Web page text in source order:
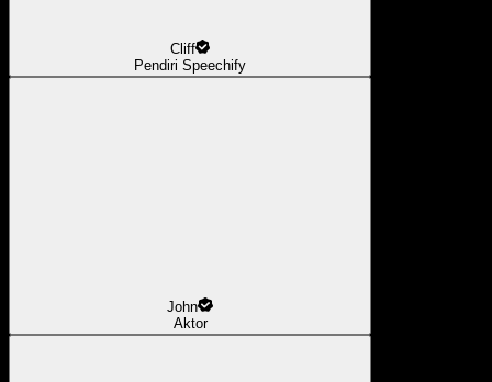
Cliff
Pendiri Speechify
John
Aktor